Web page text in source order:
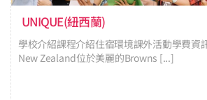
UNIQUE(紐西蘭)
學校介紹課程介紹住宿環境課外活動學費資
New Zealand位於美麗的Browns [...]